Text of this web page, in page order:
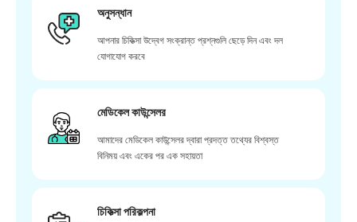
অনুসন্ধান
আপনার চিকিত্সা উদ্বেগ সংক্রান্ত প্রশ্নগুলি ছেড়ে দিন এবং দল
যোগাযোগ করবে
মেডিকেল কাউন্সেলর
আমাদের মেডিকেল কাউন্সেলর দ্বারা প্রদত্ত তথ্যের বিশ্বস্ত
বিনিময় এবং একের পর এক সহায়তা
চিকিত্সা পরিকল্পনা